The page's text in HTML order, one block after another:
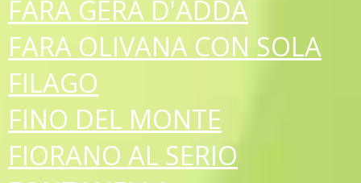
FARA GERA D'ADDA
FARA OLIVANA CON SOLA
FILAGO
FINO DEL MONTE
FIORANO AL SERIO